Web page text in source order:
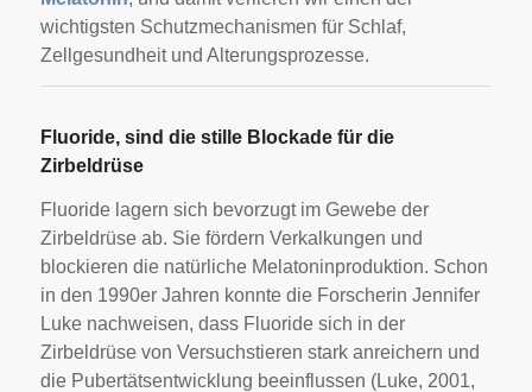
wichtigsten Schutzmechanismen für Schlaf,
Zellgesundheit und Alterungsprozesse.
Fluoride, sind die stille Blockade für die
Zirbeldrüse
Fluoride lagern sich bevorzugt im Gewebe der
Zirbeldrüse ab. Sie fördern Verkalkungen und
blockieren die natürliche Melatoninproduktion. Schon
in den 1990er Jahren konnte die Forscherin Jennifer
Luke nachweisen, dass Fluoride sich in der
Zirbeldrüse von Versuchstieren stark anreichern und
die Pubertätsentwicklung beeinflussen (Luke, 2001,